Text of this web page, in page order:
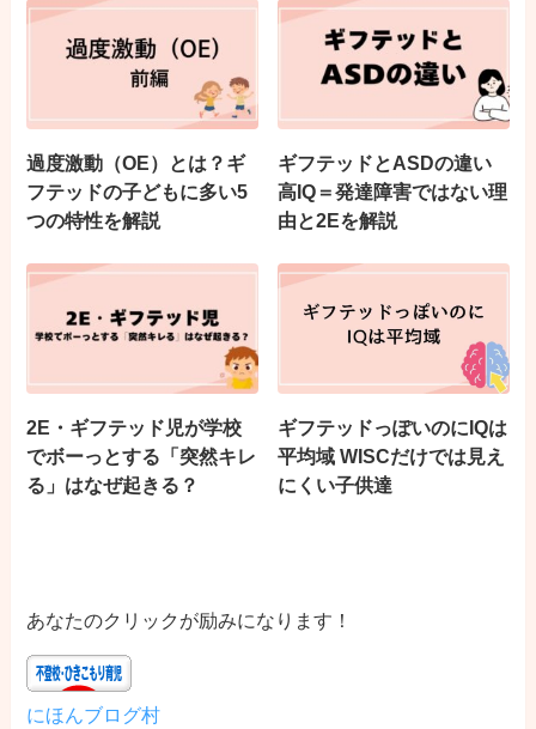
過度激動（OE）とは？ギ
フテッドの子どもに多い5
つの特性を解説
ギフテッドとASDの違い
高IQ＝発達障害ではない理
由と2Eを解説
2E・ギフテッド児が学校
でボーっとする「突然キレ
る」はなぜ起きる？
ギフテッドっぽいのにIQは
平均域 WISCだけでは見え
にくい子供達
あなたのクリックが励みになります！
にほんブログ村